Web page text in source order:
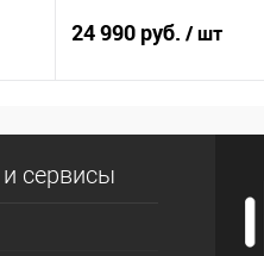
24 990 руб. / шт
сервисы